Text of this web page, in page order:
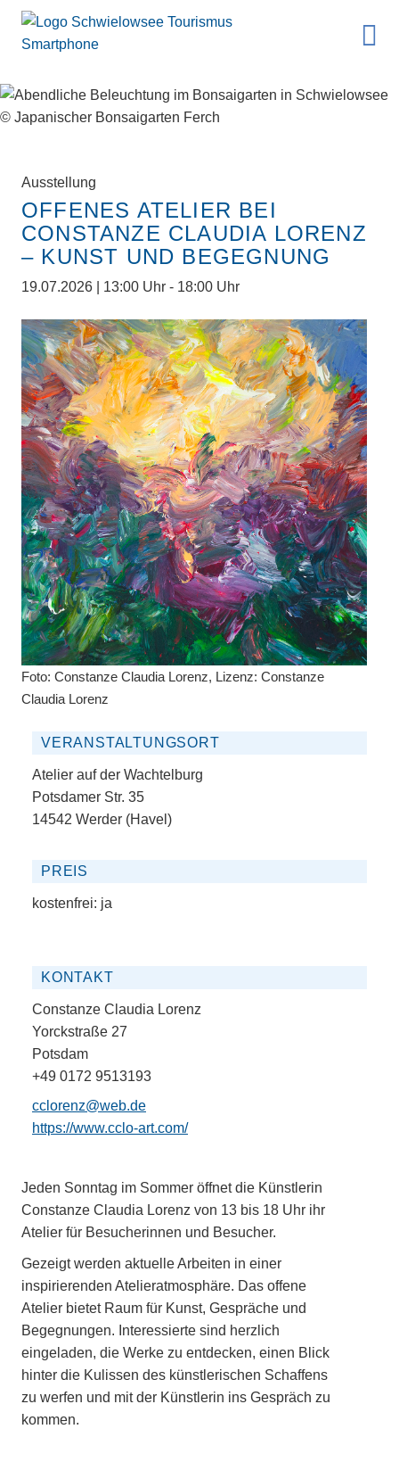
Ausstellung
OFFENES ATELIER BEI
CONSTANZE CLAUDIA LORENZ
– KUNST UND BEGEGNUNG
19.07.2026 | 13:00 Uhr - 18:00 Uhr
Foto: Constanze Claudia Lorenz, Lizenz: Constanze
Claudia Lorenz
VERANSTALTUNGSORT
Atelier auf der Wachtelburg
Potsdamer Str. 35
14542 Werder (Havel)
PREIS
kostenfrei: ja
KONTAKT
Constanze Claudia Lorenz
Yorckstraße 27
Potsdam
+49 0172 9513193
cclorenz@web.de
https://www.cclo-art.com/
Jeden Sonntag im Sommer öffnet die Künstlerin
Constanze Claudia Lorenz von 13 bis 18 Uhr ihr
Atelier für Besucherinnen und Besucher.
Gezeigt werden aktuelle Arbeiten in einer
inspirierenden Atelieratmosphäre. Das offene
Atelier bietet Raum für Kunst, Gespräche und
Begegnungen. Interessierte sind herzlich
eingeladen, die Werke zu entdecken, einen Blick
hinter die Kulissen des künstlerischen Schaffens
zu werfen und mit der Künstlerin ins Gespräch zu
kommen.